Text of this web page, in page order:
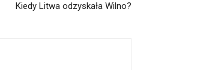
Kiedy Litwa odzyskała Wilno?